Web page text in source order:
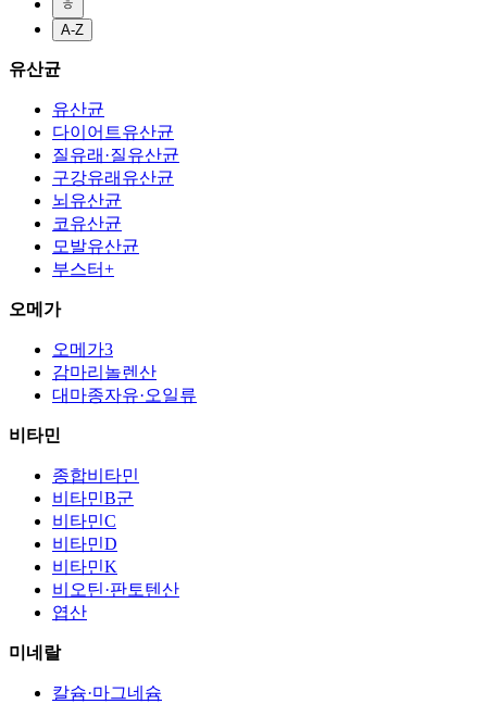
ㅎ
A-Z
유산균
유산균
다이어트유산균
질유래·질유산균
구강유래유산균
뇌유산균
코유산균
모발유산균
부스터+
오메가
오메가3
감마리놀렌산
대마종자유·오일류
비타민
종합비타민
비타민B군
비타민C
비타민D
비타민K
비오틴·판토텐산
엽산
미네랄
칼슘·마그네슘